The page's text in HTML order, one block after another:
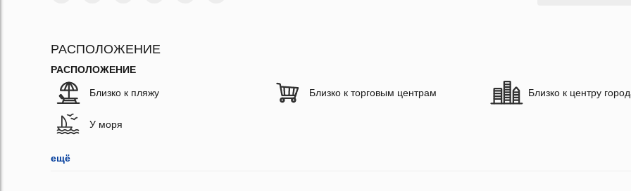
РАСПОЛОЖЕНИЕ
РАСПОЛОЖЕНИЕ
Близко к пляжу Близко к торговым центрам Близко к центру
У моря
ещё